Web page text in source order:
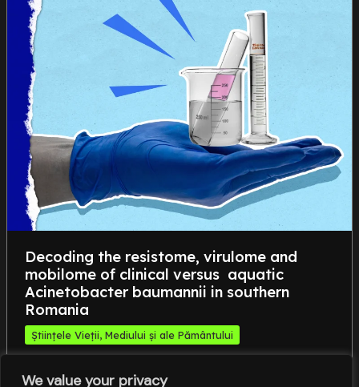
We value your privacy
Decoding the resistome, virulome and
mobilome of clinical versus aquatic
Acinetobacter baumannii in southern
Romania
Științele Vieții, Mediului și ale Pământului
Virulome,Wastewater